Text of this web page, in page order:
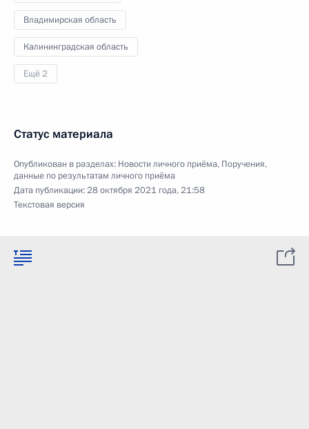
Владимирская область
Калининградская область
Ещё 2
Статус материала
Опубликован в разделах: Новости личного приёма, Поручения,
данные по результатам личного приёма
Дата публикации:28 октября 2021 года, 21:58
Текстовая версия